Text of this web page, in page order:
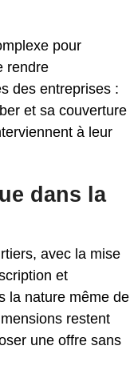
pour
rendre
des entreprises :
et sa couverture
à leur
dans la
avec la mise
et
la nature même de
restent
une offre sans